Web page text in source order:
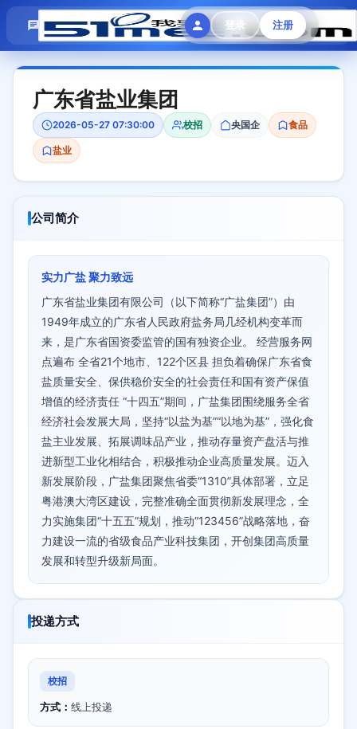
登录 注册
模拟面试 题目大全 招聘中心 会员专区
广东省盐业集团
2026-05-27 07:30:00 校招 央国企 食品
盐业
公司简介
实力广盐 聚力致远
广东省盐业集团有限公司（以下简称“广盐集团”）由
1949年成立的广东省人民政府盐务局几经机构变革而
来，是广东省国资委监管的国有独资企业。 经营服务网
点遍布 全省21个地市、122个区县 担负着确保广东省食
盐质量安全、保供稳价安全的社会责任和国有资产保值
增值的经济责任 “十四五”期间，广盐集团围绕服务全省
经济社会发展大局，坚持“以盐为基”“以地为基”，强化食
盐主业发展、拓展调味品产业，推动存量资产盘活与推
进新型工业化相结合，积极推动企业高质量发展。迈入
新发展阶段，广盐集团聚焦省委“1310”具体部署，立足
粤港澳大湾区建设，完整准确全面贯彻新发展理念，全
力实施集团“十五五”规划，推动“123456”战略落地，奋
力建设一流的省级食品产业科技集团，开创集团高质量
发展和转型升级新局面。
投递方式
校招
方式： 线上投递